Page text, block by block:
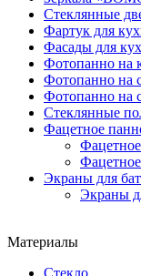
Стеклянные
Фартук для
Фасады для
Фотопанно на
Фотопанно на
Фотопанно на
Стеклянные
Фацетное
Экраны для
Экраны
Материалы
Стекло